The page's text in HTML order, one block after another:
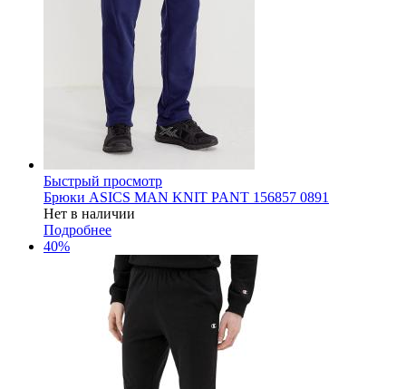
Быстрый просмотр
Брюки ASICS MAN KNIT PANT 156857 0891
Нет в наличии
Подробнее
40%